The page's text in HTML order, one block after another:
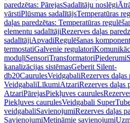
paredzētas: PārejasSadalītāju noslēgi
vārstiPlūsmas sadalītājsTemperatūras
daļas paredzētas: Temperatūras
elementu sadalītājiRezerves daļas
sadalītājiApvadiRegulēšanas
termostatiGalvenie regulatori
moduļiSensoriTransformatoriPiederumi
kanalizācijas sistēmasGeberit Silent-
db20CaurulesVeidgabaliRezerves daļas
VeidgabaliLīkumiAtzariRezerves daļas
AtzariPārejasPiekļuves caurules
Piekļuves caurulesVeidgabali
veidgabaliSavienojumiRezerves daļas
SavienojumiMetināmie savienojumi